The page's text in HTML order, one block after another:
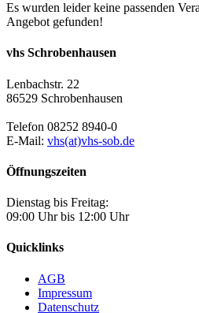
Es wurden leider keine passenden
Angebot gefunden!
vhs Schrobenhausen
Lenbachstr. 22
86529 Schrobenhausen
Telefon 08252 8940-0
E-Mail: vhs(at)vhs-sob.de
Öffnungszeiten
Dienstag bis Freitag:
09:00 Uhr bis 12:00 Uhr
Quicklinks
AGB
Impressum
Datenschutz